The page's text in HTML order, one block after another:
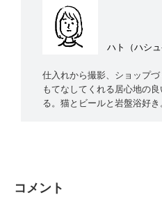
ハト （ハシ
仕入れから撮影、ショップ
もてなしてくれる居心地の
る。猫とビールと岩盤浴好き
コメント